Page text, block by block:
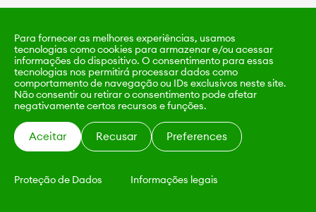
Para fornecer as melhores experiências, usamos
tecnologias como cookies para armazenar e/ou acessar
informações do dispositivo. O consentimento para essas
tecnologias nos permitirá processar dados como
comportamento de navegação ou IDs exclusivos neste site.
Não consentir ou retirar o consentimento pode afetar
negativamente certos recursos e funções.
Aceitar Recusar Preferences
Proteção de Dados
Informações legais